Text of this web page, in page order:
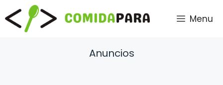
Saltar
al
contenido
Menu
Anuncios